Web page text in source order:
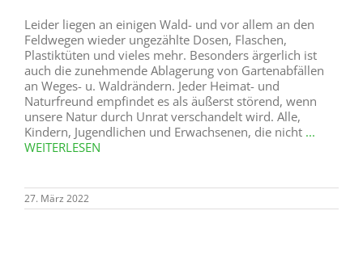
Leider liegen an einigen Wald- und vor allem an den
Feldwegen wieder ungezählte Dosen, Flaschen,
Plastiktüten und vieles mehr. Besonders ärgerlich ist
auch die zunehmende Ablagerung von Gartenabfällen
an Weges- u. Waldrändern. Jeder Heimat- und
Naturfreund empfindet es als äußerst störend, wenn
unsere Natur durch Unrat verschandelt wird. Alle,
Kindern, Jugendlichen und Erwachsenen, die nicht ...
WEITERLESEN
27. März 2022